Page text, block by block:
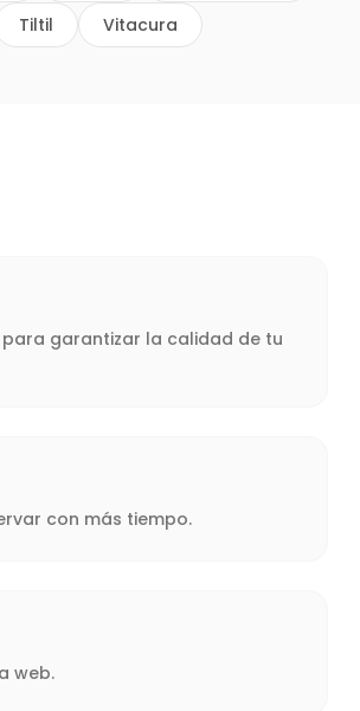
Tiltil Vitacura
garantizar la calidad de tu
con más tiempo.
web.